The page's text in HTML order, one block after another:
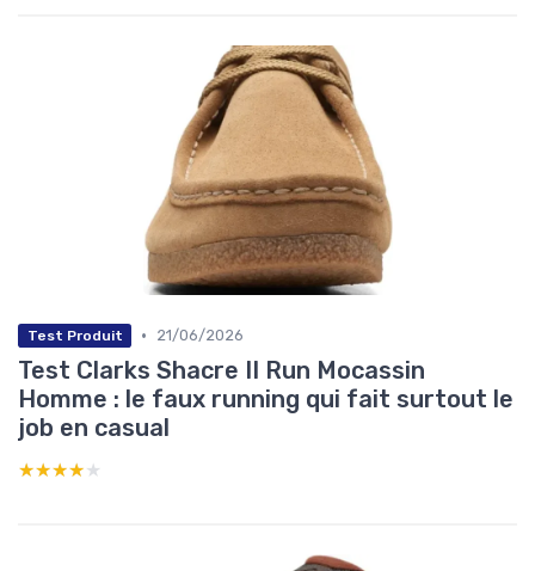
Test Produit • 21/06/2026
Test Clarks Shacre II Run Mocassin
Homme : le faux running qui fait surtout le
job en casual
★★★★★
★★★★★